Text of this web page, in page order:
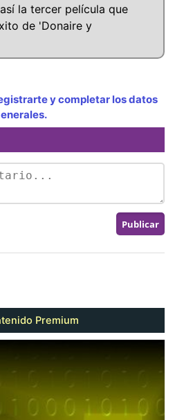
la tercer película que
de 'Donaire y
y completar los datos
Premium